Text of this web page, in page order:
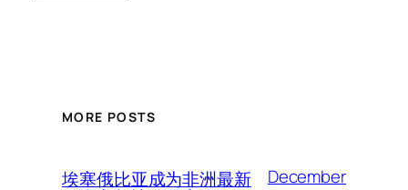
MORE POSTS
埃塞俄比亚成为非洲最新
December